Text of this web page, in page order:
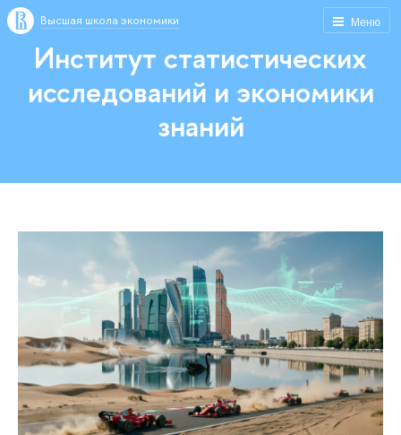
Меню
Высшая школа экономики
Институт статистических
исследований и экономики
знаний